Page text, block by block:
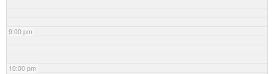
9:00 pm
10:00 pm